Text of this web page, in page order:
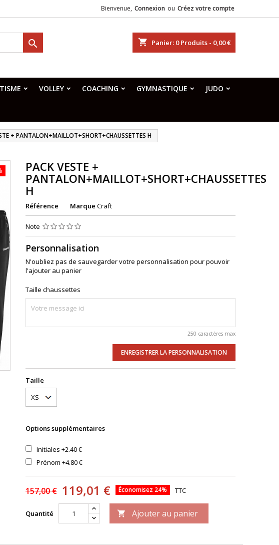
Bienvenue, Connexion ou Créez votre compte
shopping_cart Panier: 0Produits - 0,00 €

VOLLEY COACHING GYMNASTIQUE JUDO
+ PANTALON+MAILLOT+SHORT+CHAUSSETTES H
PACK VESTE +
PANTALON+MAILLOT+SHORT+CHAUSSETTES
H
Référence Marque Craft
Note
Personnalisation
N'oubliez pas de sauvegarder votre personnalisation pour pouvoir
l'ajouter au panier
Taille chaussettes
250 caractères max
ENREGISTRER LA PERSONNALISATION
Taille
Options supplémentaires
Initiales +2.40 €
Prénom +4.80 €
157,00 € 119,01 € Économisez 24% TTC
Quantité  Ajouter au panier